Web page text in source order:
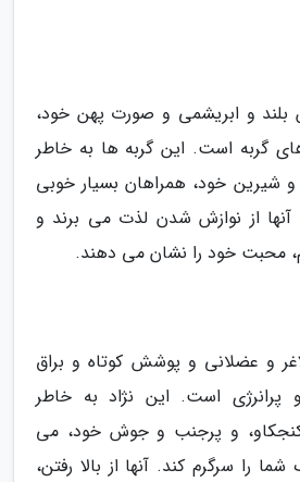
بلند و ابریشمی و صورت پهن خود،
گربه است. این گربه ها به خاطر
شیرین خود، همراهان بسیار خوبی
از نوازش شدن لذت می برند و
محبت خود را نشان می دهند.
و عضلانی و پوشش کوتاه و براق
پرانرژی است. این نژاد به خاطر
و پرجنب و جوش خود، می
را سرگرم کند. آنها از بالا رفتن،